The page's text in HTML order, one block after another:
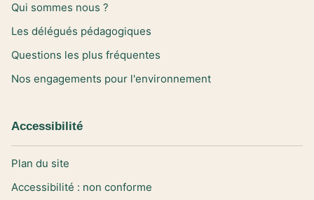
Qui sommes nous ?
Les délégués pédagogiques
Questions les plus fréquentes
Nos engagements pour l'environnement
Accessibilité
Plan du site
Accessibilité : non conforme